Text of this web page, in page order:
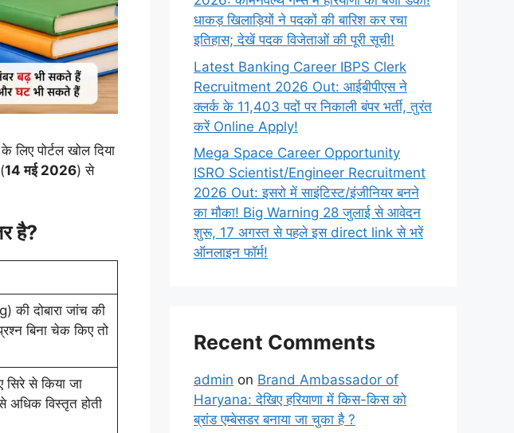
के लिए पोर्टल खोल दिया
14 मई 2026) से
है?
दोबारा जांच की
बिना चेक किए तो
सिरे से किया जा
अधिक विस्तृत होती
धाकड़ खिलाड़ियों ने पदकों की बारिश कर रचा
इतिहास; देखें पदक विजेताओं की पूरी सूची!
Latest Banking Career IBPS Clerk
Recruitment 2026 Out: आईबीपीएस ने
क्लर्क के 11,403 पदों पर निकाली बंपर भर्ती, तुरंत
करें Online Apply!
Mega Space Career Opportunity
ISRO Scientist/Engineer Recruitment
2026 Out: इसरो में साइंटिस्ट/इंजीनियर बनने
का मौका! Big Warning 28 जुलाई से आवेदन
शुरू, 17 अगस्त से पहले इस direct link से भरें
ऑनलाइन फॉर्म!
Recent Comments
admin on Brand Ambassador of
Haryana: देखिए हरियाणा में किस-किस को
ब्रांड एम्बेसडर बनाया जा चुका है ?